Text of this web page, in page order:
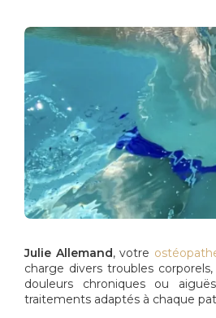
Julie Allemand, votre
charge divers troubles
douleurs chroniques ou
traitements adaptés à chaque